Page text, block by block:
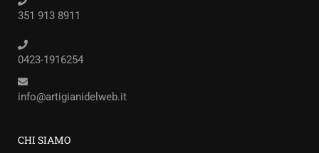
351 913 8911
0423-1916254
info@artigianidelweb.it
CHI SIAMO